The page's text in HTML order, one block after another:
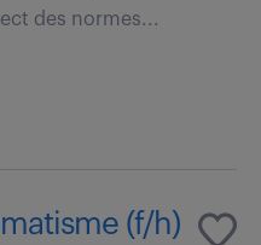
des normes...
(f/h)